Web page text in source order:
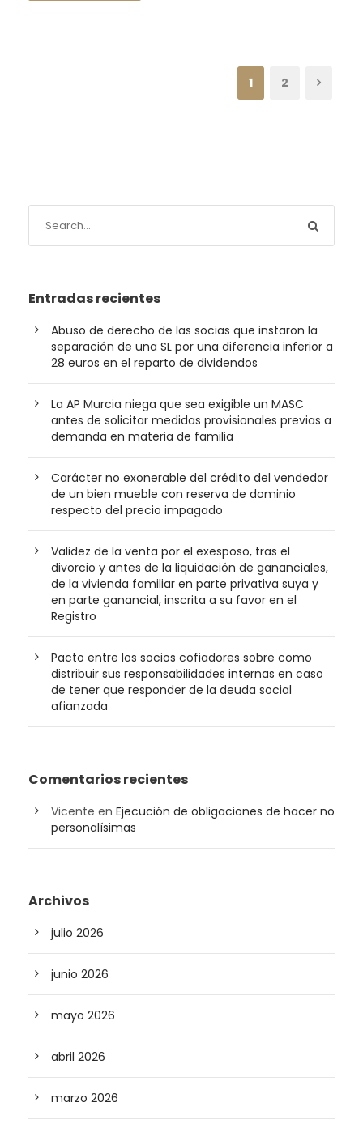
1 2
Entradas recientes
Abuso de derecho de las socias que instaron la
separación de una SL por una diferencia inferior a
28 euros en el reparto de dividendos
La AP Murcia niega que sea exigible un MASC
antes de solicitar medidas provisionales previas a
demanda en materia de familia
Carácter no exonerable del crédito del vendedor
de un bien mueble con reserva de dominio
respecto del precio impagado
Validez de la venta por el exesposo, tras el
divorcio y antes de la liquidación de gananciales,
de la vivienda familiar en parte privativa suya y
en parte ganancial, inscrita a su favor en el
Registro
Pacto entre los socios cofiadores sobre como
distribuir sus responsabilidades internas en caso
de tener que responder de la deuda social
afianzada
Comentarios recientes
Vicente en Ejecución de obligaciones de hacer no
personalísimas
Archivos
julio 2026
junio 2026
mayo 2026
abril 2026
marzo 2026